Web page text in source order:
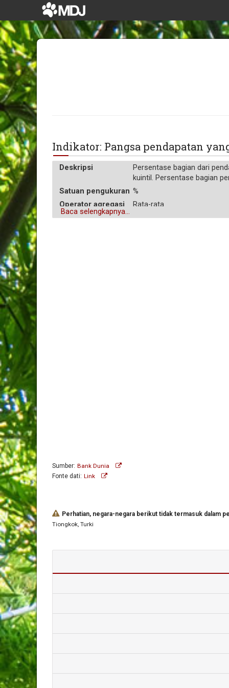
Indikator: Pangsa pendapatan
Deskripsi
Persentase bagian dari
kuintil. Persentase bagian
Satuan pengukuran %
Operator agregasi
Rata-rata
Baca selengkapnya...
Sumber: Bank Dunia
Fonte dati: Link
Perhatian, negara-negara berikut tidak termasuk dalam
Tiongkok, Turki